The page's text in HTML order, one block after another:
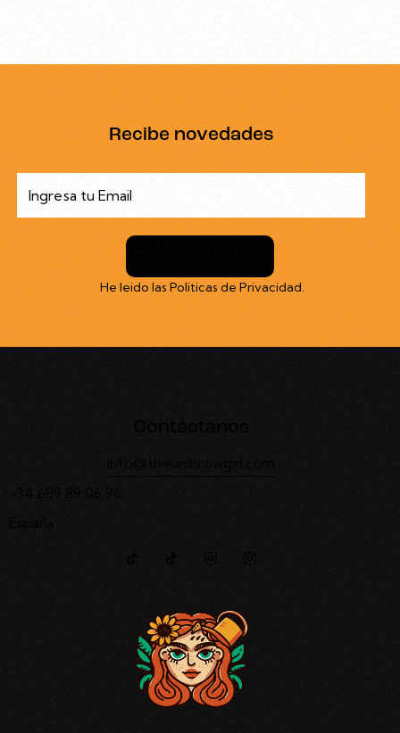
Recibe novedades
He leido lasPoliticas de Privacidad.
Contáctanos
info@theunibrowgirl.com
+34 689 89 06 96
España